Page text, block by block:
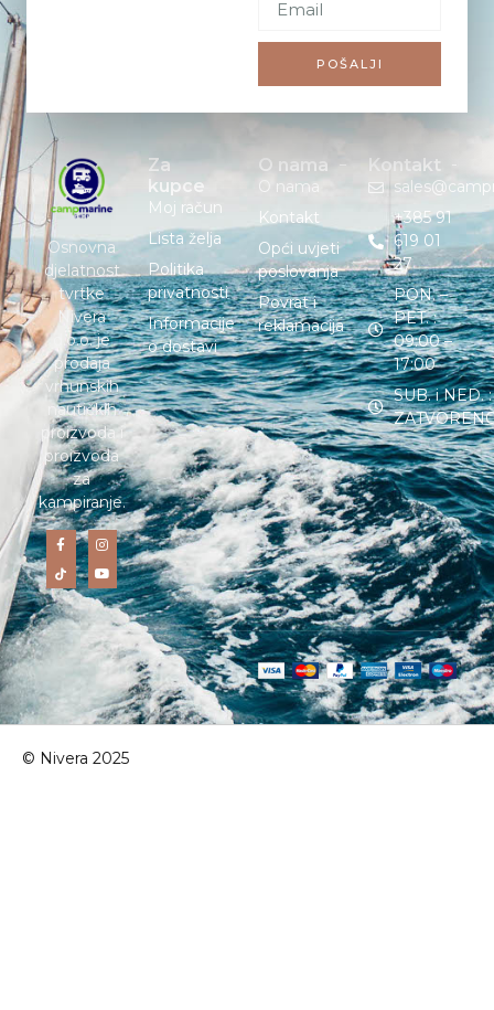
POŠALJI
Osnovna
djelatnost
tvrtke
Nivera
d.o.o. je
prodaja
vrhunskih
nautičkih
proizvoda i
proizvoda
za
kampiranje.
Za
kupce
Moj račun
Lista želja
Politika
privatnosti
Informacije
o dostavi
O nama
O nama
Kontakt
Opći uvjeti
poslovanja
Povrat i
reklamacija
Kontakt
+385 91
619 01
27
PON. –
PET. :
09:00 –
17:00
SUB. i NED. :
© Nivera 2025